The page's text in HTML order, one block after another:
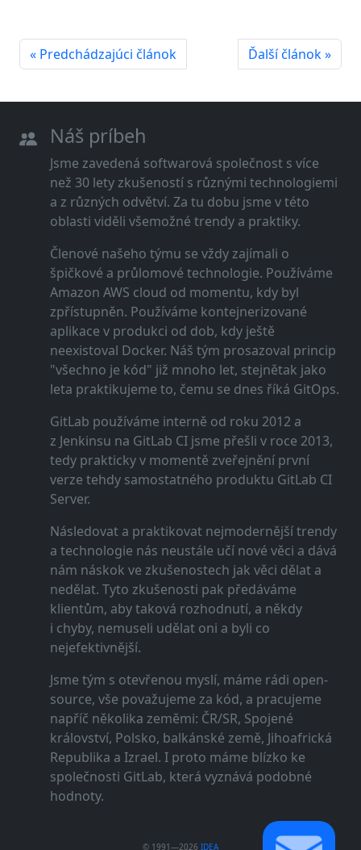
« Predchádzajúci článok Ďalší článok »
Náš príbeh
Jsme zavedená softwarová společnost s více
než 30 lety zkušeností s různými technologiemi
a z různých odvětví. Za tu dobu jsme v této
oblasti viděli všemožné trendy a praktiky.
Členové našeho týmu se vždy zajímali o
špičkové a průlomové technologie. Používáme
Amazon AWS cloud od momentu, kdy byl
zpřístupněn. Používáme kontejnerizované
aplikace v produkci od dob, kdy ještě
neexistoval Docker. Náš tým prosazoval princip
"všechno je kód" již mnoho let, stejnětak jako
leta praktikujeme to, čemu se dnes říká GitOps.
GitLab používáme interně od roku 2012 a
z Jenkinsu na GitLab CI jsme přešli v roce 2013,
tedy prakticky v momentě zveřejnění první
verze tehdy samostatného produktu GitLab CI
Server.
Následovat a praktikovat nejmodernější trendy
a technologie nás neustále učí nové věci a dává
nám náskok ve zkušenostech jak věci dělat a
nedělat. Tyto zkušenosti pak předáváme
klientům, aby taková rozhodnutí, a někdy
i chyby, nemuseli udělat oni a byli co
nejefektivnější.
Jsme tým s otevřenou myslí, máme rádi open-
source, vše považujeme za kód, a pracujeme
napříč několika zeměmi: ČR/SR, Spojené
království, Polsko, balkánské země, Jihoafrická
Republika a Izrael. I proto máme blízko ke
společnosti GitLab, která vyznává podobné
hodnoty.
© 1991—2026 IDEA